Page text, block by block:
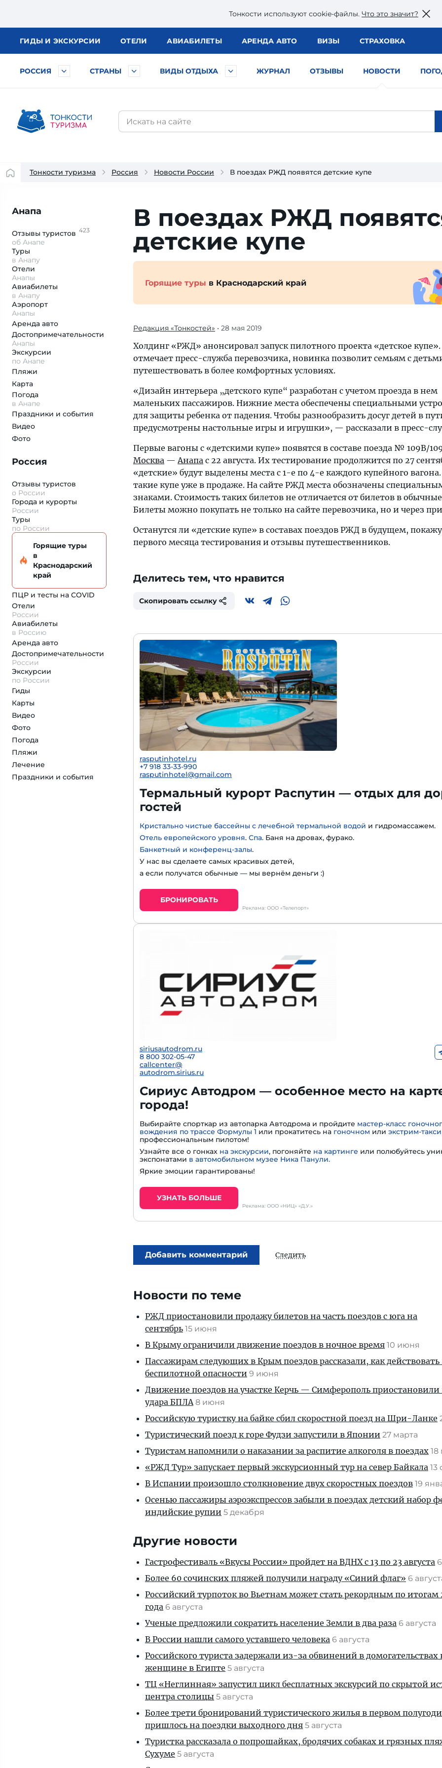
Тонкости используют сookie-файлы. Что это значит?
ГИДЫ И ЭКСКУРСИИ ОТЕЛИ АВИАБИЛЕТЫ АРЕНДА АВТО ВИЗЫ СТРАХОВКА
РОССИЯ СТРАНЫ ВИДЫ ОТДЫХА ЖУРНАЛ ОТЗЫВЫ НОВОСТИ
Тонкости туризма Россия Новости России В поездах РЖД появятся детские купе
Анапа
Отзывы туристов 423
об Анапе
Туры
в Анапу
Отели
Анапы
Авиабилеты
в Анапу
Аэропорт
Анапы
Аренда авто
Достопримеча­тельности
Анапы
Экскурсии
по Анапе
Пляжи
Карта
Погода
в Анапе
Праздники и события
Видео
Фото
Россия
Отзывы туристов
о России
Города и курорты
России
Туры
по России
Горящие туры
в
Краснодарский
край
ПЦР и тесты на COVID
Отели
России
Авиабилеты
в Россию
Аренда авто
Достопримеча­тельности
России
Экскурсии
по России
Гиды
Карты
Видео
Фото
Погода
Пляжи
Лечение
Праздники и события
В поездах РЖД
детские купе
Горящие туры в Краснодарский край
Редакция «Тонкостей» • 28 мая 2019
Холдинг «РЖД» анонсировал запуск пилотного проекта «детское купе».
отмечает пресс-служба перевозчика, новинка позволит семьям с
путешествовать в более комфортных условиях.
«Дизайн интерьера „детского купе“ разработан с учетом проезда в нем
маленьких пассажиров. Нижние места обеспечены специальными
для защиты ребенка от падения. Чтобы разнообразить досуг детей в
предусмотрены настольные игры и игрушки», — рассказали в пресс-
Первые вагоны с «детскими купе» появятся в составе поезда № 109В/
Москва —Анапа с 22 августа. Их тестирование продолжится по 27
«детские» будут выделены места с 1-е по 4-е каждого купейного
такие купе уже в продаже. На сайте РЖД места обозначены
знаками. Стоимость таких билетов не отличается от билетов в
Билеты можно покупать не только на сайте перевозчика, но и через
Останутся ли «детские купе» в составах поездов РЖД в будущем,
первого месяца тестирования и отзывы путешественников.
Делитесь тем, что нравится
Скопировать ссылку
rasputinhotel.ru
+7 918 33-33-990
rasputinhotel@gmail.com
Термальный курорт Распутин — отдых для
гостей
Кристально чистые бассейны с лечебной термальной водой и гидромассажем.
Отель европейского уровня. Спа. Баня на дровах, фурако.
Банкетный и конференц-залы.
У нас вы сделаете самых красивых детей,
а если получатся обычные — мы вернём деньги :)
БРОНИРОВАТЬ
Реклама: ООО «Телепорт»
siriusautodrom.ru
8 800 302-05-47
callcenter@
autodrom.sirius.ru
Сириус Автодром — особенное место на
города!
Выбирайте спорткар из автопарка Автодрома и пройдите мастер-класс
вождения по трассе Формулы 1 или прокатитесь на гоночном или экстрим-такси
профессиональным пилотом!
Узнайте все о гонках на экскурсии, погоняйте на картинге или полюбуйтесь
экспонатами в автомобильном музее Ника Панули.
Яркие эмоции гарантированы!
УЗНАТЬ БОЛЬШЕ
Реклама: ООО «НИЦ» «Д.У.»
Добавить комментарий Следить
Новости по теме
РЖД приостановили продажу билетов на часть поездов с юга на
сентябрь 15 июня
В Крыму ограничили движение поездов в ночное время 10 июня
Пассажирам следующих в Крым поездов рассказали, как действовать
беспилотной опасности 9 июня
Движение поездов на участке Керчь — Симферополь приостановили
удара БПЛА 8 июня
Российскую туристку на байке сбил скоростной поезд на Шри-Ланке
Туристический поезд к горе Фудзи запустили в Японии 27 марта
Туристам напомнили о наказании за распитие алкоголя в поездах
«РЖД Тур» запускает первый экскурсионный тур на север Байкала 13
В Испании произошло столкновение двух скоростных поездов 19
Осенью пассажиры аэроэкспрессов забыли в поездах детский набор
индийские рупии 5 декабря
Другие новости
Гастрофестиваль «Вкусы России» пройдет на ВДНХ с 13 по 23 августа
Более 60 сочинских пляжей получили награду «Синий флаг» 6
Российский турпоток во Вьетнам может стать рекордным по итогам
года 6 августа
Ученые предложили сократить население Земли в два раза 6 августа
В России нашли самого уставшего человека 6 августа
Российского туриста задержали из-за обвинений в
женщине в Египте 5 августа
ТЦ «Неглинная» запустил цикл бесплатных экскурсий по скрытой
центра столицы 5 августа
Более трети бронирований туристического жилья в первом
пришлось на поездки выходного дня 5 августа
Туристка рассказала о попрошайках, бродячих собаках и грязных
Сухуме 5 августа